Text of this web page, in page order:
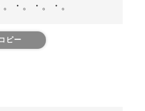
・。・。・。
コピー